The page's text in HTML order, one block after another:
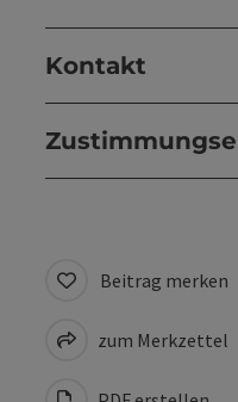
Kontakt
Beitrag merken
zum Merkzettel